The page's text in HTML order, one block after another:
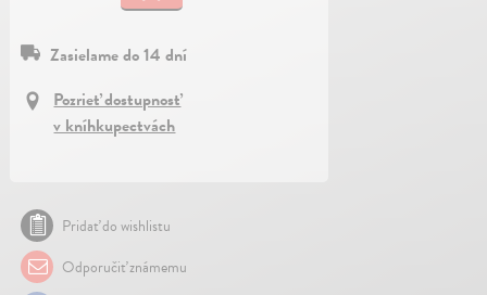
Zasielame do 14 dní
Pozrieť dostupnosť
v kníhkupectvách
Pridať do wishlistu
Odporučiť známemu